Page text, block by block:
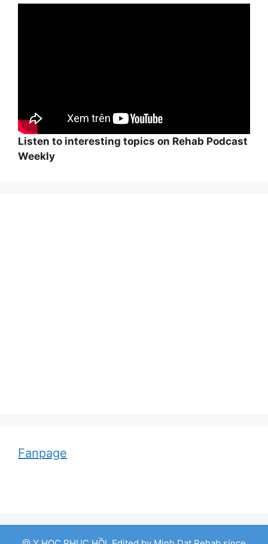
Listen to interesting topics on Rehab Podcast
Weekly
Fanpage